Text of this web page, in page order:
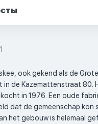
ook gekend als de
in de Kazemattenstraat 80.
in 1976. Een oude
dat de gemeenschap kon
het gebouw is helemaal